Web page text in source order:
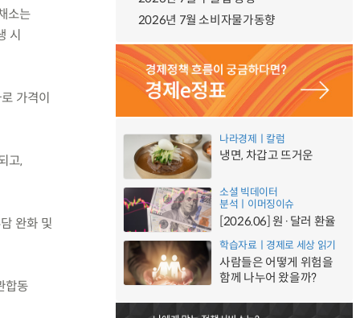
소는
시
가격이
고,
완화 및
합동
2026년 7월 소비자물가동향
나라경제ㅣ칼럼
냉면, 차갑고 뜨거운
소셜 빅데이터
분석ㅣ이머징이슈
[2026.06] 원·달러 환율
학습자료ㅣ경제로 세상 읽기
사람들은 어떻게 위험을
함께 나누어 왔을까?